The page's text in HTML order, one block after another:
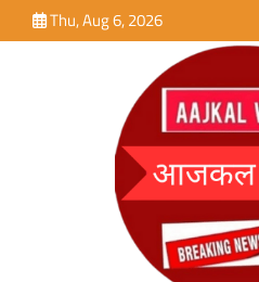
to
Thu, Aug 6, 2026